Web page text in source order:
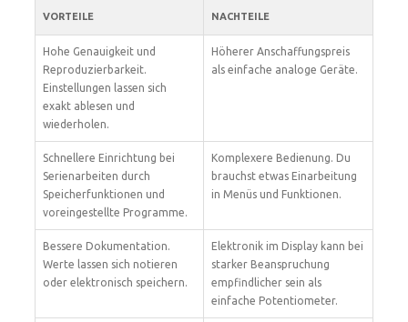
VORTEILE NACHTEILE
Hohe Genauigkeit und
Reproduzierbarkeit.
Einstellungen lassen sich
exakt ablesen und
wiederholen.
Höherer Anschaffungspreis
als einfache analoge Geräte.
Schnellere Einrichtung bei
Serienarbeiten durch
Speicherfunktionen und
voreingestellte Programme.
Komplexere Bedienung. Du
brauchst etwas Einarbeitung
in Menüs und Funktionen.
Bessere Dokumentation.
Werte lassen sich notieren
oder elektronisch speichern.
Elektronik im Display kann bei
starker Beanspruchung
empfindlicher sein als
einfache Potentiometer.